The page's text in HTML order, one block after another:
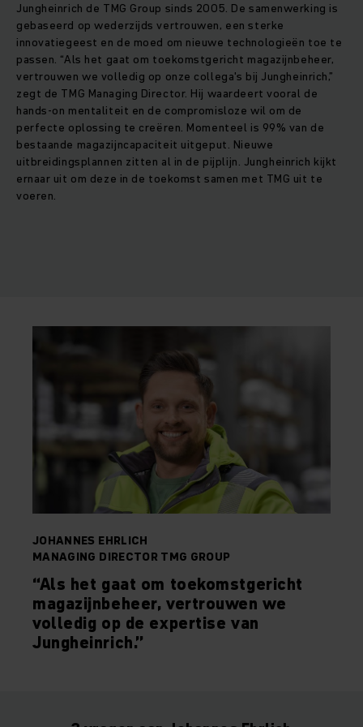
Jungheinrich de TMG Group sinds 2005. De samenwerking is
gebaseerd op wederzijds vertrouwen, een sterke
innovatiegeest en de moed om nieuwe technologieën toe te
passen. “Als het gaat om toekomstgericht magazijnbeheer,
vertrouwen we volledig op onze collega's bij Jungheinrich,”
zegt de TMG Managing Director. Hij waardeert vooral de
hands-on mentaliteit en de compromisloze wil om de
perfecte oplossing te creëren. Momenteel is 99% van de
bestaande magazijncapaciteit uitgeput. Nieuwe
uitbreidingsplannen zitten al in de pijplijn. Jungheinrich kijkt
ernaar uit om deze in de toekomst samen met TMG uit te
voeren.
JOHANNES EHRLICH
MANAGING DIRECTOR TMG GROUP
“Als het gaat om toekomstgericht
magazijnbeheer, vertrouwen we
volledig op de expertise van
Jungheinrich.”